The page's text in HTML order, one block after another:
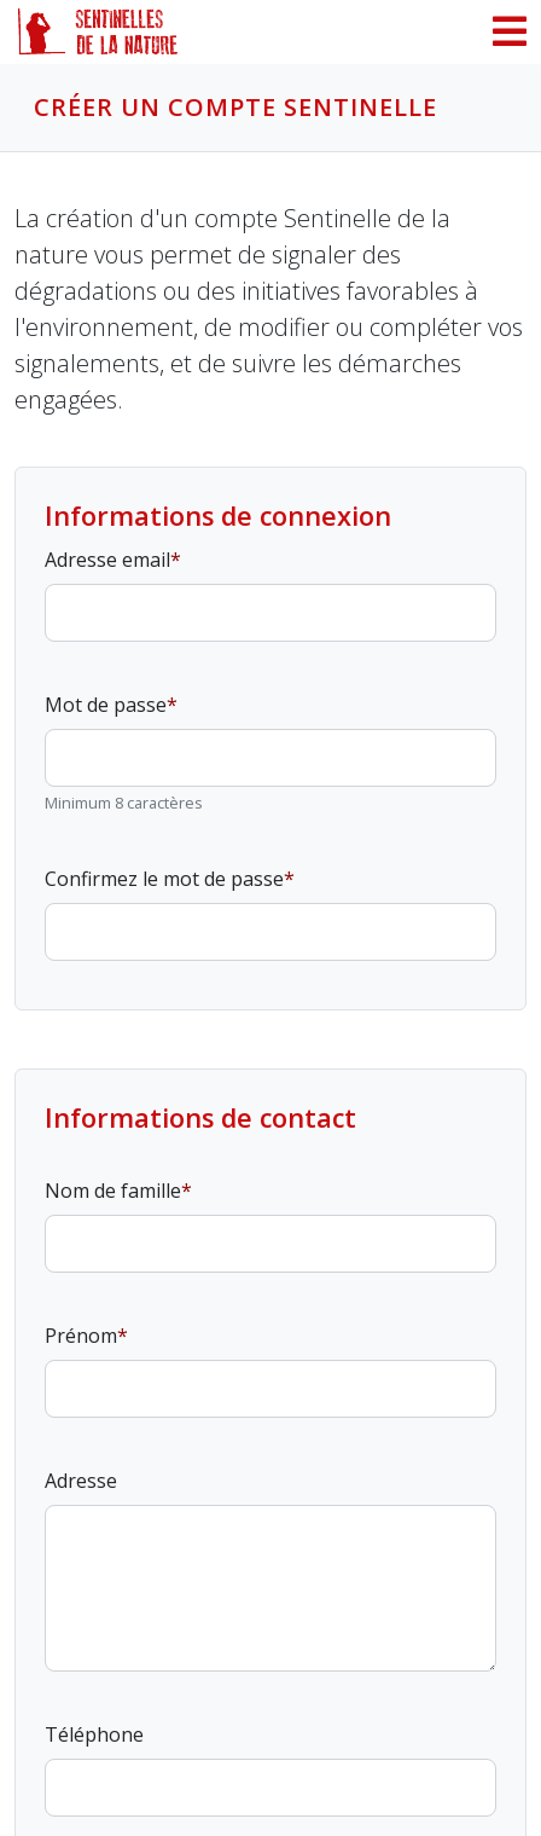
CRÉER UN COMPTE SENTINELLE
La création d'un compte Sentinelle de la
nature vous permet de signaler des
dégradations ou des initiatives favorables à
l'environnement, de modifier ou compléter vos
signalements, et de suivre les démarches
engagées.
Informations de connexion
Adresse email
Mot de passe
Minimum 8 caractères
Confirmez le mot de passe
Informations de contact
Nom de famille
Prénom
Adresse
Téléphone
Panneau de gestion des cookies